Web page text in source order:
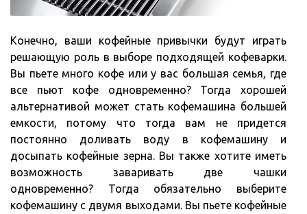
Конечно, ваши кофейные привычки будут играть
решающую роль в выборе подходящей кофеварки.
Вы пьете много кофе или у вас большая семья, где
все пьют кофе одновременно? Тогда хорошей
альтернативой может стать кофемашина большей
емкости, потому что тогда вам не придется
постоянно доливать воду в кофемашину и
досыпать кофейные зерна. Вы также хотите иметь
возможность заваривать две чашки
одновременно? Тогда обязательно выберите
кофемашину с двумя выходами. Вы пьете кофейные